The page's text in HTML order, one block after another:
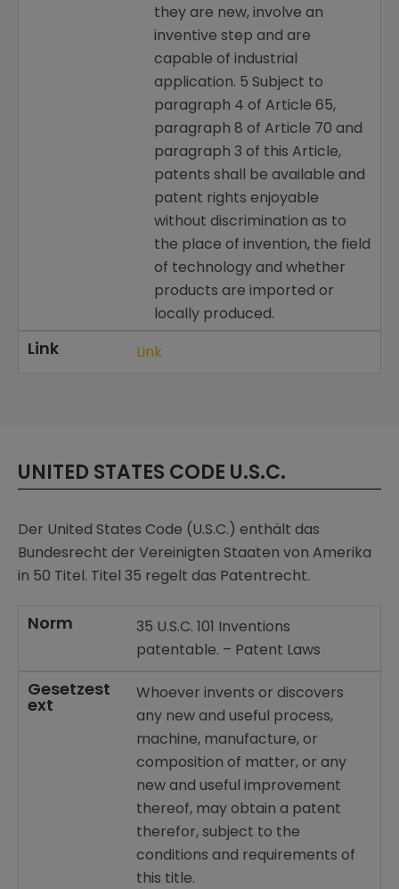
they are new, involve an
inventive step and are
capable of industrial
application. 5 Subject to
paragraph 4 of Article 65,
paragraph 8 of Article 70 and
paragraph 3 of this Article,
patents shall be available and
patent rights enjoyable
without discrimination as to
the place of invention, the field
of technology and whether
products are imported or
locally produced.
Link Link
UNITED STATES CODE U.S.C.
Der United States Code (U.S.C.) enthält das
Bundesrecht der Vereinigten Staaten von Amerika
in 50 Titel. Titel 35 regelt das Patentrecht.
Norm
35 U.S.C. 101 Inventions
patentable. – Patent Laws
Gesetzest
ext
Whoever invents or discovers
any new and useful process,
machine, manufacture, or
composition of matter, or any
new and useful improvement
thereof, may obtain a patent
therefor, subject to the
conditions and requirements of
this title.